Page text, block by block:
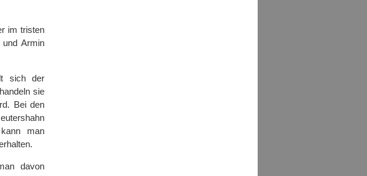
im tristen
Armin
sich der
sie
Bei den
man
davon